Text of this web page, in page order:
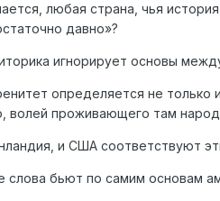
любая страна, чья
давно»?
игнорирует основы
определяется не
волей проживающего там
и США соответствуют
слова бьют по самим основам